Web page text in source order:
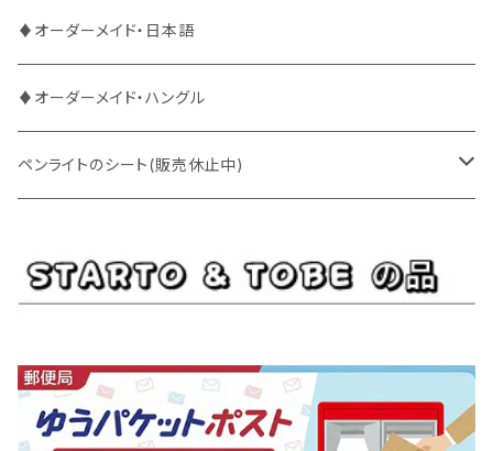
DXTEEN
ENHYPEN
EXO
iKON
INI
JO1
BLANK2Y
BOYNEXTDOOR
BUDDiiS
ENHYPEN
EXO
Golden Child
CRAVITY
ENHYPEN
EXO
Stray Kids
♦オーダーメイド・日本語
♦オーダーメイド・ハングル
ペンライトのシート(販売休止中)
INI
JO1
NOA